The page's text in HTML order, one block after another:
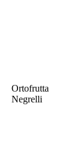
Ortofrutta
Negrelli